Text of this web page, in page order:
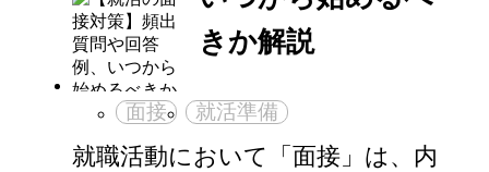
きか解説
面接 就活準備
就職活動において「面接」は、内